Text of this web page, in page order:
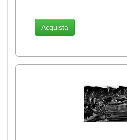
Acquista